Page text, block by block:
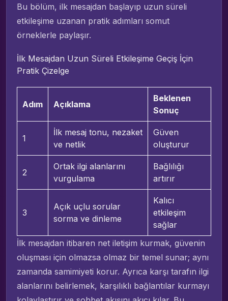
Bu bölüm, ilk mesajdan başlayıp uzun süreli
etkileşime uzanan pratik adımları somut
örneklerle paylaşır.
İlk Mesajdan Uzun Süreli Etkileşime Geçiş İçin
Pratik Çizelge
Adım Açıklama
Beklenen
Sonuç
1
İlk mesaj tonu, nezaket
ve netlik
Güven
oluşturur
2
Ortak ilgi alanlarını
vurgulama
Bağlılığı
artırır
3
Açık uçlu sorular
sorma ve dinleme
Kalıcı
etkileşim
sağlar
İlk mesajdan itibaren net iletişim kurmak, güvenin
oluşması için olmazsa olmaz bir temel sunar; aynı
zamanda samimiyeti korur. Ayrıca karşı tarafın ilgi
alanlarını belirlemek, karşılıklı bağlantılar kurmayı